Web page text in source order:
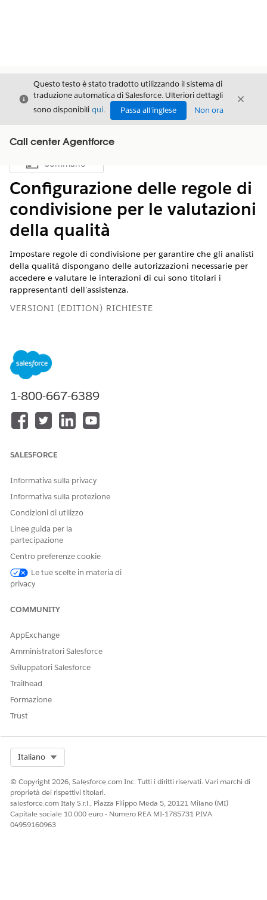
Chiudi
Questo testo è stato tradotto utilizzando il sistema di
traduzione automatica di Salesforce. Ulteriori dettagli
sono disponibili qui. Passa all'inglese Non ora
Chiudi
Call center Agentforce
Mostra sommario
Sommario
Configurazione delle regole di
condivisione per le valutazioni
della qualità
Impostare regole di condivisione per garantire che gli analisti
della qualità dispongano delle autorizzazioni necessarie per
accedere e valutare le interazioni di cui sono titolari i
rappresentanti dell'assistenza.
VERSIONI (EDITION) RICHIESTE
personale
Per gestire le strutture di
DaImposta, nellacasella Ricerca veloce
Per impostare le regole di condivisione, fornire i dettagli
Etichetta:CallSharingNewRule
Nome regola:CallSharingNewRule
Selezionare i record da condividere: Chiamata vocale
ruolo associato agli agenti).
Selezionare gli utenti con cui condividere: Condividi
con: Ruoli, APAC_QA_ROLE (Questo è il ruolo
associato all'analista della qualità per il team di
accesso:
Ripetere i passaggi precedenti per la sessione di
Messaggistica.
QUESTO ARTICOLO HA RISOLTO IL PROBLEMA?
Sì No
1-800-667-6389
SALESFORCE
Informativa sulla privacy
Informativa sulla protezione
Condizioni di utilizzo
Linee guida per la
partecipazione
Centro preferenze cookie
Le tue scelte in materia di
privacy
COMMUNITY
AppExchange
Amministratori Salesforce
Sviluppatori Salesforce
Trailhead
Formazione
Trust
Italiano
© Copyright 2026, Salesforce.com Inc. Tutti i diritti riservati. Vari marchi di
proprietà dei rispettivi titolari.
salesforce.com Italy S.r.l., Piazza Filippo Meda 5, 20121 Milano (MI)
Capitale sociale 10.000 euro - Numero REA MI-1785731 P.IVA
04959160963